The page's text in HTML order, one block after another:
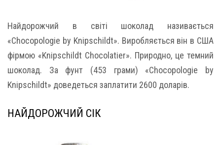
Найдорожчий в світі шоколад називається
«Chocopologie by Knipschildt». Виробляється він в США
фірмою «Knipschildt Chocolatier». Природно, це темний
шоколад. За фунт (453 грами) «Chocopologie by
Knipschildt» доведеться заплатити 2600 доларів.
НАЙДОРОЖЧИЙ СІК